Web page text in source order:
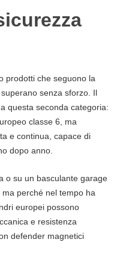
prodotti che seguono la
senza sforzo. Il
questa seconda categoria:
classe 6, ma
e continua, capace di
dopo anno.
o su un basculante garage
ma perché nel tempo ha
europei possono
e resistenza
defender magnetici